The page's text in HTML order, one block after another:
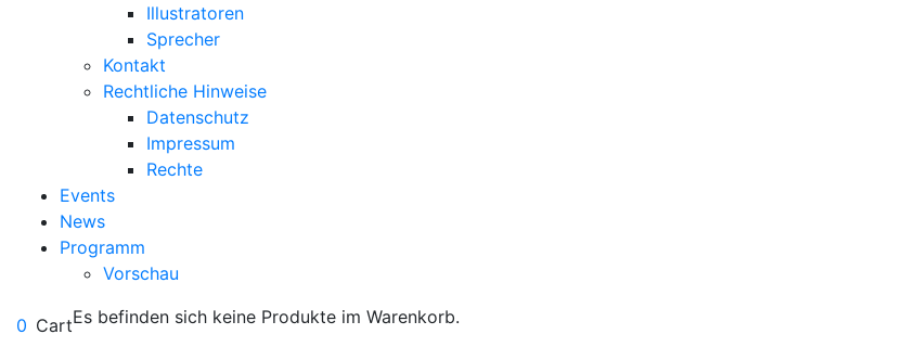
Illustratoren
Sprecher
Kontakt
Rechtliche Hinweise
Datenschutz
Impressum
Rechte
Events
News
Programm
Vorschau
0 CartEs befinden sich keine Produkte im Warenkorb.